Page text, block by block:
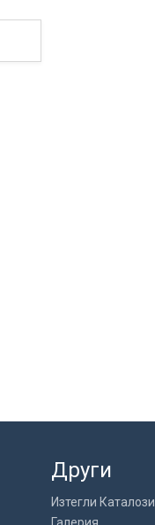
Други
Изтегли Каталози